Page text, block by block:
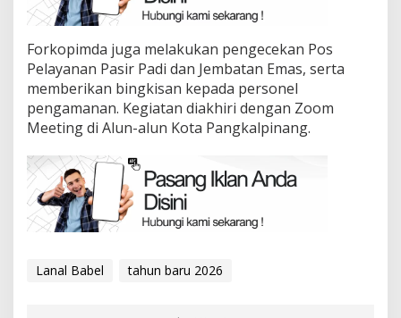
Forkopimda juga melakukan pengecekan Pos
Pelayanan Pasir Padi dan Jembatan Emas, serta
memberikan bingkisan kepada personel
pengamanan. Kegiatan diakhiri dengan Zoom
Meeting di Alun-alun Kota Pangkalpinang.
Lanal Babel tahun baru 2026